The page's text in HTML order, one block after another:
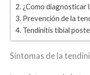
¿Como
Prevención de la
Tendinitis tibial
Síntomas de la